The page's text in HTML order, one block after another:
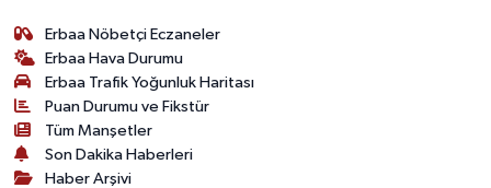
Erbaa Nöbetçi Eczaneler
Erbaa Hava Durumu
Erbaa Trafik Yoğunluk Haritası
Puan Durumu ve Fikstür
Tüm Manşetler
Son Dakika Haberleri
Haber Arşivi